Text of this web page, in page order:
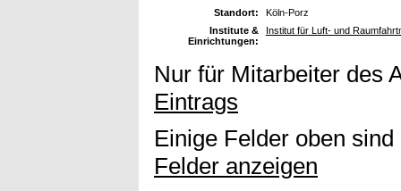
Standort:
Köln-Porz
Institute &
Einrichtungen:
Institut für Luft- und
Nur für Mitarbeiter des
Eintrags
Einige Felder oben
Felder anzeigen